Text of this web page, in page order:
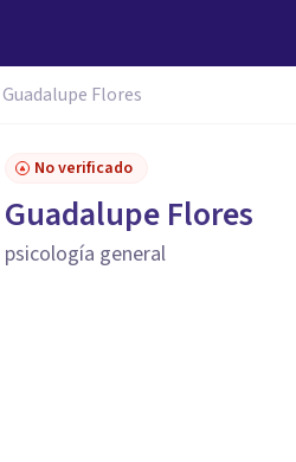
Guadalupe Flores
No verificado
Guadalupe Flores
psicología general